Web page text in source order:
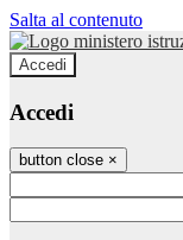
Salta al contenuto
Accedi
Accedi
button close ×